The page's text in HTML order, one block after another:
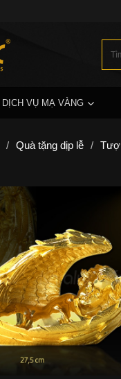
DỊCH VỤ MẠ VÀNG
/ Quà tặng dịp lễ /